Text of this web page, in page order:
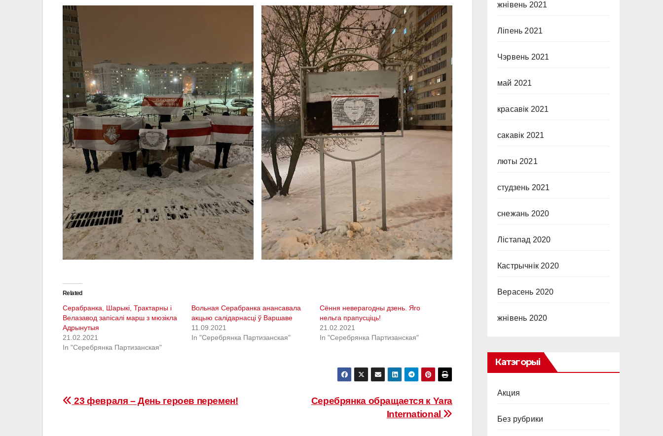
Related
Серабранка, Шарыкі, Трактарны і
Велазавод запісалі марш з мюзікла
Адрынутыя
21.02.2021
In "Серебрянка Партизанская"
Вольная Серабранка анансавала
акцыю салідарнасці ў Варшаве
11.09.2021
In "Серебрянка Партизанская"
Сёння неверагодны дзень. Яго
нельга прапусціць!
21.02.2021
In "Серебрянка Партизанская"
Навігацыя
Серебрянка обращается к Yara
International
23 февраля – День героев перемен!
жнівень 2021
Ліпень 2021
Чэрвень 2021
май 2021
красавік 2021
сакавік 2021
люты 2021
студзень 2021
снежань 2020
Лістапад 2020
Кастрычнік 2020
Верасень 2020
жнівень 2020
Катэгорыі
Акция
Без рубрики